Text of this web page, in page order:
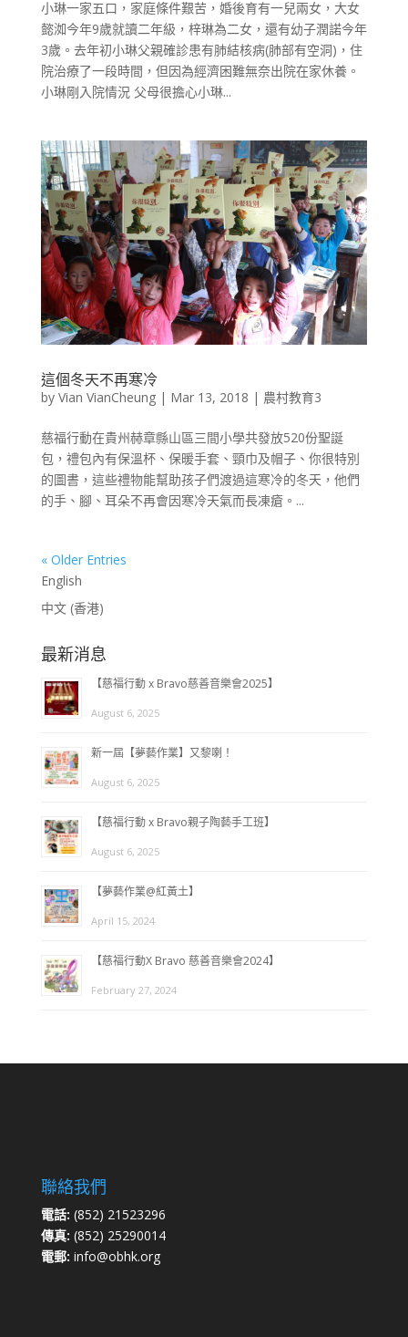
小琳一家五口，家庭條件艱苦，婚後育有一兒兩女，大女
懿洳今年9歲就讀二年級，梓琳為二女，還有幼子潤諾今年
3歲。去年初小琳父親確診患有肺結核病(肺部有空洞)，住
院治療了一段時間，但因為經濟困難無奈出院在家休養。
小琳剛入院情況 父母很擔心小琳...
這個冬天不再寒冷
by Vian VianCheung| Mar 13, 2018 | 農村教育3
慈福行動在貴州赫章縣山區三間小學共發放520份聖誕
包，禮包內有保溫杯、保暖手套、頸巾及帽子、你很特別
的圖書，這些禮物能幫助孩子們渡過這寒冷的冬天，他們
的手、腳、耳朵不再會因寒冷天氣而長凍瘡。...
« Older Entries
English
中文 (香港)
最新消息
【慈福行動 x Bravo慈善音樂會2025】
August 6, 2025
新一屆【夢藝作業】又黎喇！
August 6, 2025
【慈福行動 x Bravo親子陶藝手工班】
August 6, 2025
【夢藝作業@紅黃土】
April 15, 2024
【慈福行動X Bravo 慈善音樂會2024】
February 27, 2024
聯絡我們
電話: (852) 21523296
傳真: (852) 25290014
電郵: info@obhk.org